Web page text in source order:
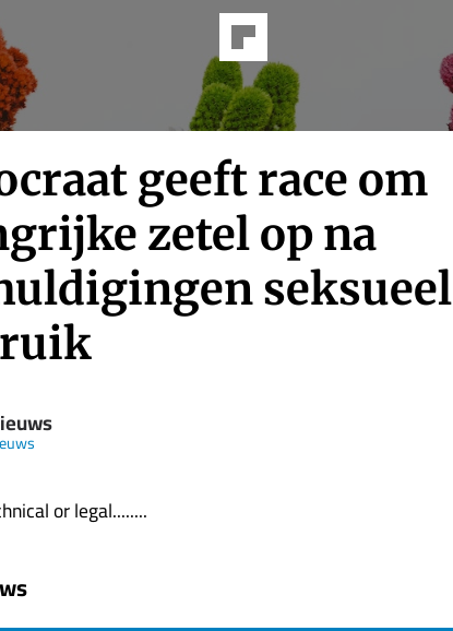
geeft race om
zetel op na
seksueel
or legal........